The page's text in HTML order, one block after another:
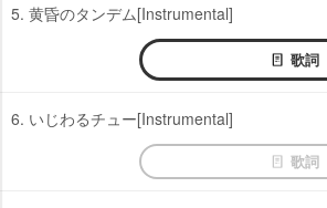
5. 黄昏のタンデム[Instrumental]
歌詞
6. いじわるチュー[Instrumental]
歌詞